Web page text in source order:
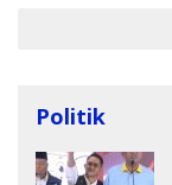
Politik